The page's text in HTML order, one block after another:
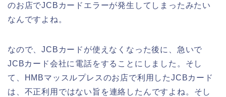
のお店でJCBカードエラーが発生してしまったみたい
なんですよね。
なので、JCBカードが使えなくなった後に、急いで
JCBカード会社に電話をすることにしました。そし
て、HMBマッスルプレスのお店で利用したJCBカード
は、不正利用ではない旨を連絡したんですよね。そし